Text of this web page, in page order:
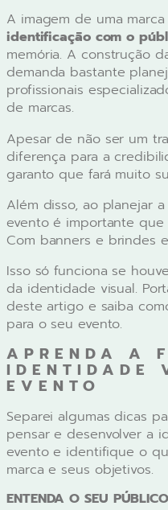
A imagem de uma marca
identificação com o
memória. A construção
demanda bastante
profissionais
de marcas.
Apesar de não ser um
diferença para a
garanto que fará muito
Além disso, ao planejar
evento é importante que
Com banners e brindes
Isso só funciona se
da identidade visual.
deste artigo e saiba
para o seu evento.
APRENDA A
IDENTIDADE
EVENTO
Separei algumas dicas
pensar e desenvolver a
evento e identifique o
marca e seus objetivos.
ENTENDA O SEU